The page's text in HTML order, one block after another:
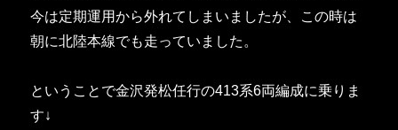
今は定期運用から外れてしまいましたが、この時は
朝に北陸本線でも走っていました。
ということで金沢発松任行の413系6両編成に乗りま
す↓